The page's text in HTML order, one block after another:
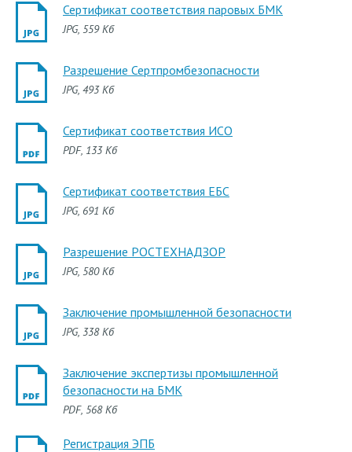
Сертификат соответствия паровых БМК
JPG, 559 Кб
Разрешение Сертпромбезопасности
JPG, 493 Кб
Сертификат соответствия ИСО
PDF, 133 Кб
Сертификат соответствия ЕБС
JPG, 691 Кб
Разрешение РОСТЕХНАДЗОР
JPG, 580 Кб
Заключение промышленной безопасности
JPG, 338 Кб
Заключение экспертизы промышленной
безопасности на БМК
PDF, 568 Кб
Регистрация ЭПБ